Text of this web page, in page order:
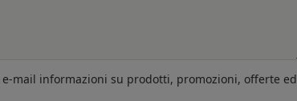
e-mail informazioni su prodotti, promozioni, offerte ed